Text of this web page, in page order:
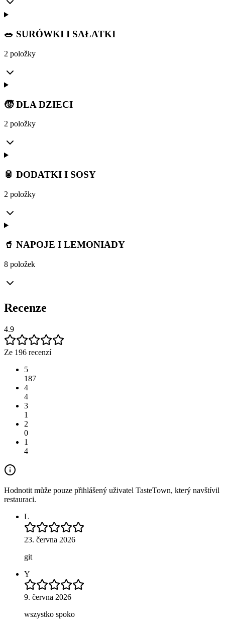
🥗 SURÓWKI I SAŁATKI
2 položky
🧒 DLA DZIECI
2 položky
🥫 DODATKI I SOSY
2 položky
🥤 NAPOJE I LEMONIADY
8 položek
Recenze
4.9
Ze 196 recenzí
5
187
4
4
3
1
2
0
1
4
Hodnotit může pouze přihlášený uživatel TasteTown, který navštívil
restauraci.
L
23. června 2026
git
Y
9. června 2026
wszystko spoko